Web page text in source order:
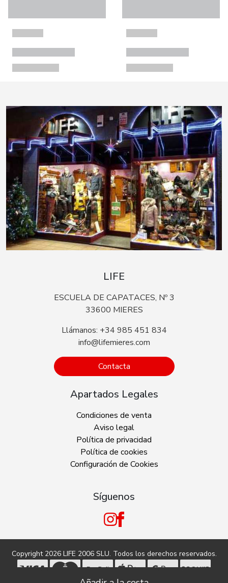
LIFE
ESCUELA DE CAPATACES, Nº 3
33600 MIERES
Llámanos: +34 985 451 834
info@lifemieres.com
Contacta
Apartados Legales
Condiciones de venta
Aviso legal
Política de privacidad
Política de cookies
Configuración de Cookies
Síguenos
Copyright 2026 LIFE 2006 SLU. Todos los derechos reservados.